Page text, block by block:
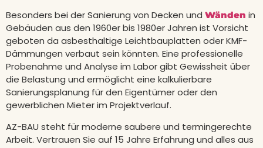
Besonders bei der Sanierung von Decken und Wänden in
Gebäuden aus den 1960er bis 1980er Jahren ist Vorsicht
geboten da asbesthaltige Leichtbauplatten oder KMF-
Dämmungen verbaut sein könnten. Eine professionelle
Probenahme und Analyse im Labor gibt Gewissheit über
die Belastung und ermöglicht eine kalkulierbare
Sanierungsplanung für den Eigentümer oder den
gewerblichen Mieter im Projektverlauf.
AZ-BAU steht für moderne saubere und termingerechte
Arbeit. Vertrauen Sie auf 15 Jahre Erfahrung und alles aus